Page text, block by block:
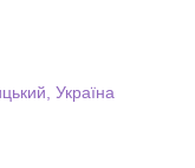
Україна